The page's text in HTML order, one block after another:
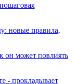
новые правила,
он может повлиять
- прокладывает